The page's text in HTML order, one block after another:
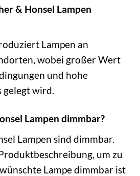
& Honsel Lampen
Lampen an
wobei großer Wert
und hohe
gelegt wird.
Lampen dimmbar?
Lampen sind dimmbar.
um zu
Lampe dimmbar ist